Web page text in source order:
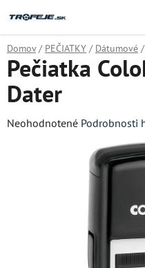
na
obsah
Domov / PEČIATKY / Dátumové /
Pečiatka
Dater
Priemerné
Neohodnotené Podrobnosti